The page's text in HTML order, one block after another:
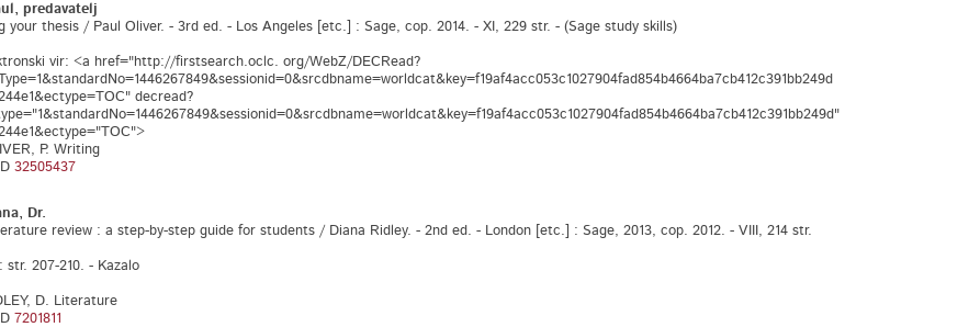
predavatelj
thesis / Paul Oliver. - 3rd ed. - Los Angeles [etc.] : Sage, cop. 2014. - XI, 229 str. - (Sage study skills)
vir: <a href="http://firstsearch.oclc. org/WebZ/DECRead?
decread?
P. Writing
32505437
Dr.
review : a step-by-step guide for students / Diana Ridley. - 2nd ed. - London [etc.] : Sage, 2013, cop. 2012. - VIII, 214 str.
str. 207-210. - Kazalo
D. Literature
7201811